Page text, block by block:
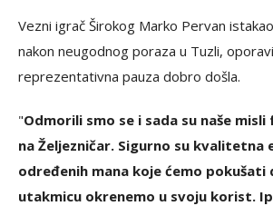
Vezni igrač Širokog Marko Pervan
nakon neugodnog poraza u Tuzli,
reprezentativna pauza dobro došla.
"Odmorili smo se i sada su naše
na Željezničar. Sigurno su kvalitetna
određenih mana koje ćemo
utakmicu okrenemo u svoju korist.